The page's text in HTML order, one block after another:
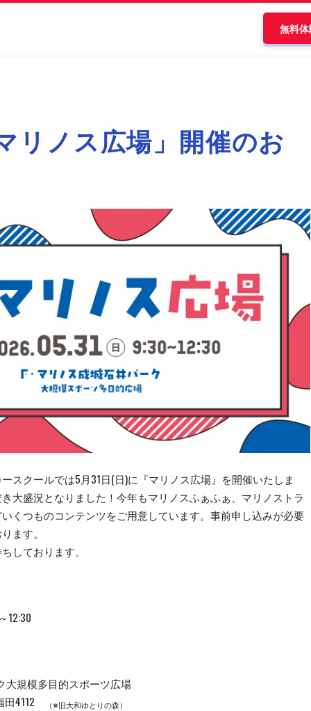
無料
リノス広場」開催のお
スクールでは5月31日(日)に『マリノス広場』を開催いたしま
大盛況となりました！今年もマリノスふぁふぁ、マリノストラ
くつものコンテンツをご用意しています。事前申し込みが必要
ます。
しております。
12:30
大規模多目的スポーツ広場
田4112
（※旧大和ゆとりの森）